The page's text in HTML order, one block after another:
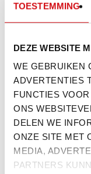
TOESTEMMING
DEZE WEBSITE
WE GEBRUIKEN
ADVERTENTIES
FUNCTIES
ONS
DELEN WE
ONZE SITE MET
MEDIA,
PARTNERS
TIJDENS EEN
MARTIJN,
DOOR DE
GEUREN, DE
VOORAL